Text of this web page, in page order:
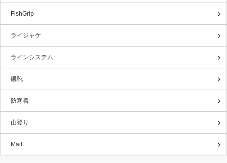
FishGrip
ライジャケ
ラインシステム
磯靴
防寒着
山登り
Mail